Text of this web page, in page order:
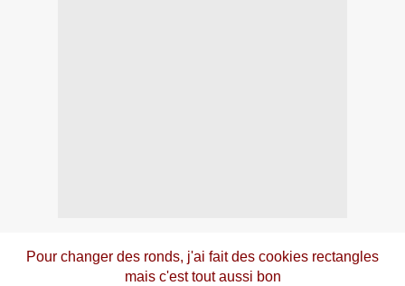
Pour changer des ronds, j'ai fait des cookies rectangles
mais c'est tout aussi bon